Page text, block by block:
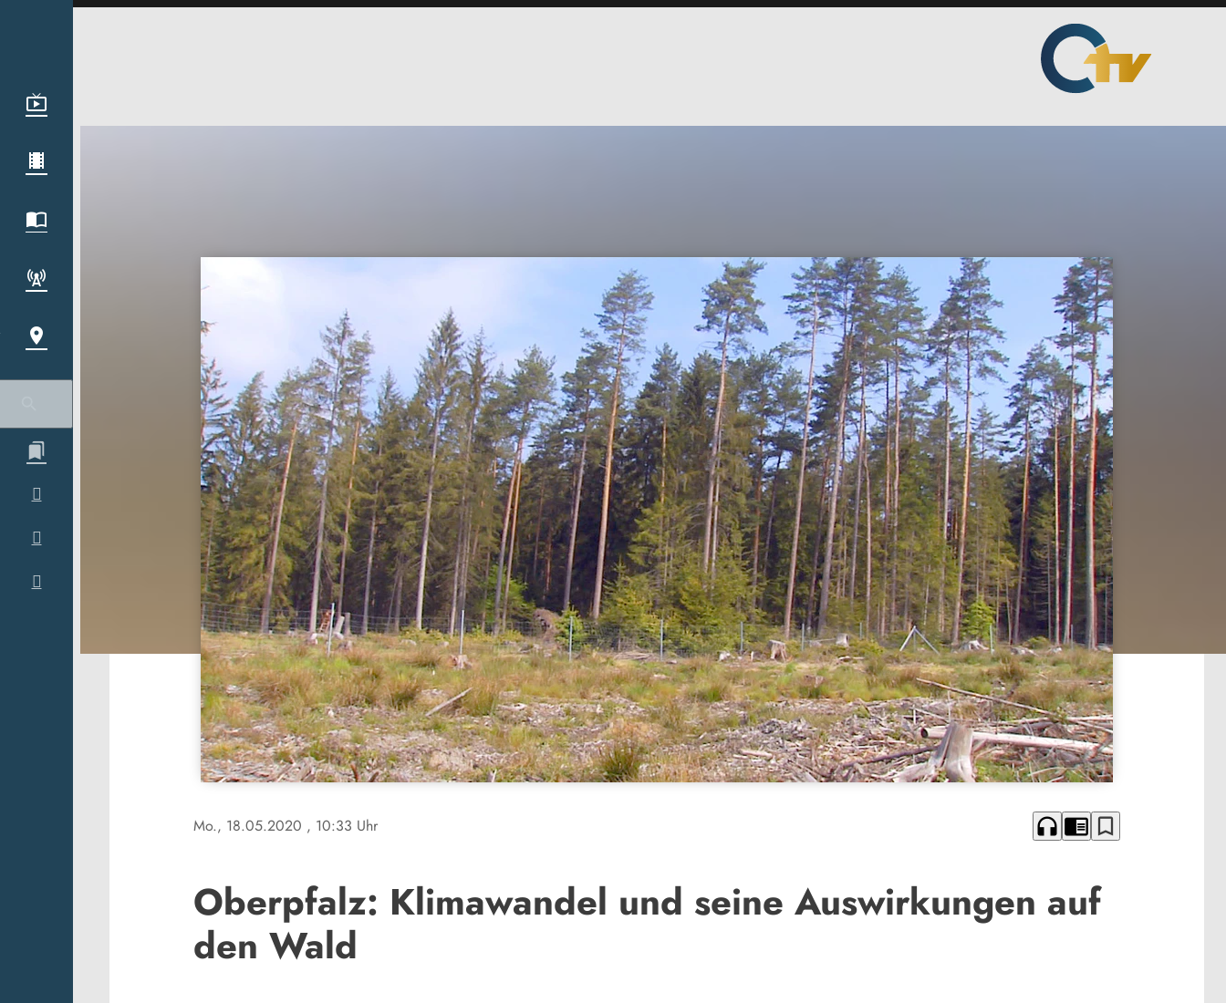
Mo., 18.05.2020 , 10:33 Uhr headphones chrome_reader_mode bookmark_border
Oberpfalz: Klimawandel und seine Auswirkungen auf
den Wald